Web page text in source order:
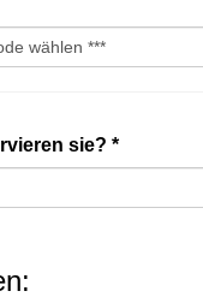
sie? *